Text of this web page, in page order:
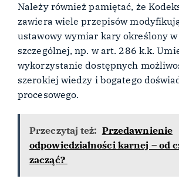
Należy również pamiętać, że
zawiera wiele przepisów
ustawowy wymiar kary określony w
szczególnej, np. w art. 286 k.k.
wykorzystanie dostępnych
szerokiej wiedzy i bogatego
procesowego.
Przeczytaj też: Przedawnienie
odpowiedzialności karnej – od
zacząć?